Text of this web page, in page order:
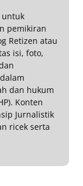
untuk
pemikiran
Retizen atau
isi, foto,
dan hukum
Konten
Jurnalistik
ricek serta